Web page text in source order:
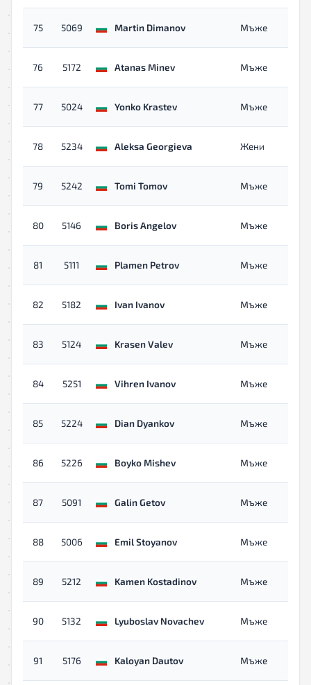
75 5069 Martin Dimanov Мъже
76 5172 Atanas Minev Мъже
77 5024 Yonko Krastev Мъже
78 5234 Aleksa Georgieva Жени
79 5242 Tomi Tomov Мъже
80 5146 Boris Angelov Мъже
81 5111 Plamen Petrov Мъже
82 5182 Ivan Ivanov Мъже
83 5124 Krasen Valev Мъже
84 5251 Vihren Ivanov Мъже
85 5224 Dian Dyankov Мъже
86 5226 Boyko Mishev Мъже
87 5091 Galin Getov Мъже
88 5006 Emil Stoyanov Мъже
89 5212 Kamen Kostadinov Мъже
90 5132 Lyuboslav Novachev Мъже
91 5176 Kaloyan Dautov Мъже